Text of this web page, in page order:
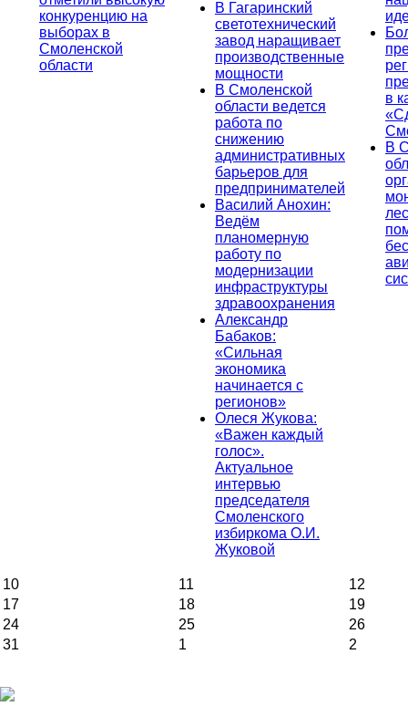
конкуренцию на
выборах в
Смоленской
области
В Гагаринский
светотехнический
завод наращивает
производственные
мощности
В Смоленской
области ведется
работа по
снижению
административных
барьеров для
предпринимателей
Василий Анохин:
Ведём
планомерную
работу по
модернизации
инфраструктуры
здравоохранения
Александр
Бабаков:
«Сильная
экономика
начинается с
регионов»
Олеся Жукова:
«Важен каждый
голос».
Актуальное
интервью
председателя
Смоленского
избиркома О.И.
Жуковой
в
В
10 11
12
17
18
19
24
25
26
31
1 2